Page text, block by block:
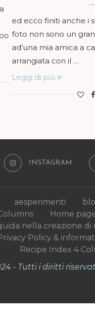
ed ecco finiti anche i
foto non sono un
ad’una mia amica a
arrangiata con il …
Leggi di più
INSTAGRAM
aesperimenti
Home
nella creazione
Policy &
Recipe Index 4
- Tutti i diritti